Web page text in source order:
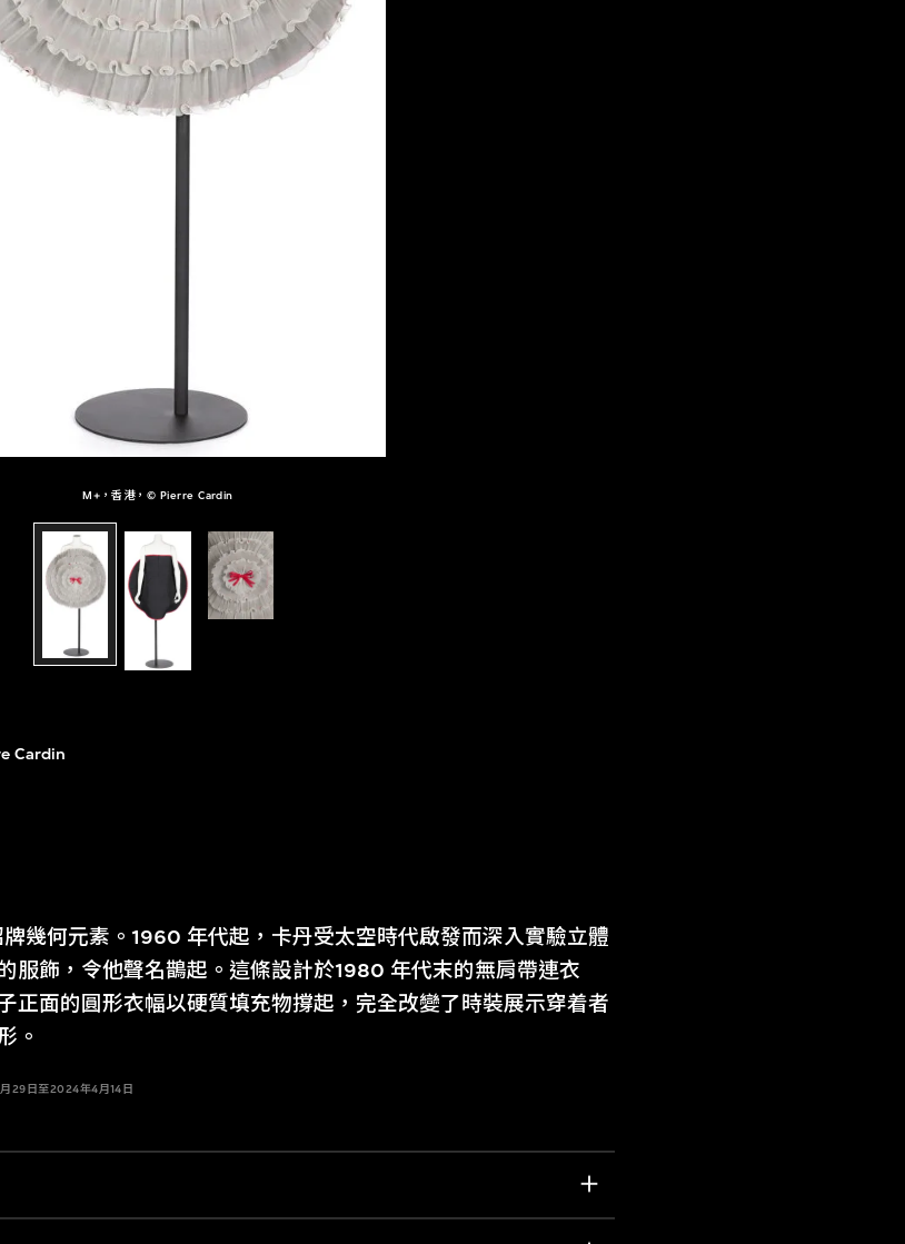
M+，香港，© Pierre Cardin
Cardin
幾何元素。1960 年代起，卡丹受太空時代啟發而深入實驗立體
服飾，令他聲名鵲起。這條設計於1980 年代末的無肩帶連衣
正面的圓形衣幅以硬質填充物撐起，完全改變了時裝展示穿着者
。
29日至2024年4月14日